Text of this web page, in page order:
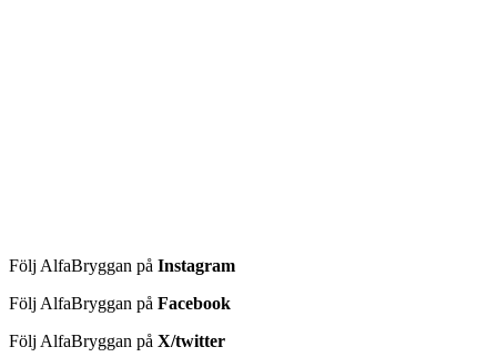
Följ AlfaBryggan på Instagram
Följ AlfaBryggan på Facebook
Följ AlfaBryggan på X/twitter